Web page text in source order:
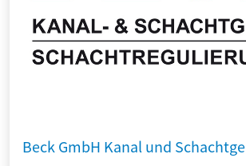
Beck GmbH Kanal und